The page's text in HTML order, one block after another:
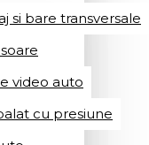
si bare transversale
video auto
cu presiune